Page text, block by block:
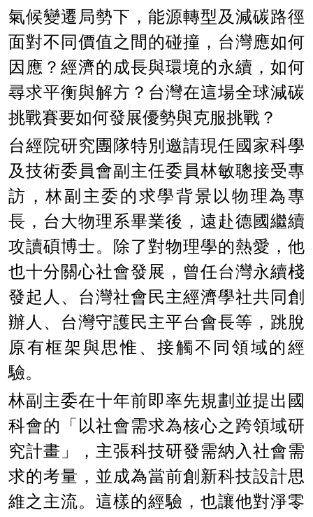
氣候變遷局勢下，能源轉型及減碳路徑
面對不同價值之間的碰撞，台灣應如何
因應？經濟的成長與環境的永續，如何
尋求平衡與解方？台灣在這場全球減碳
挑戰賽要如何發展優勢與克服挑戰？
台經院研究團隊特別邀請現任國家科學
及技術委員會副主任委員林敏聰接受專
訪，林副主委的求學背景以物理為專
長，台大物理系畢業後，遠赴德國繼續
攻讀碩博士。除了對物理學的熱愛，他
也十分關心社會發展，曾任台灣永續棧
發起人、台灣社會民主經濟學社共同創
辦人、台灣守護民主平台會長等，跳脫
原有框架與思惟、接觸不同領域的經
驗。
林副主委在十年前即率先規劃並提出國
科會的「以社會需求為核心之跨領域研
究計畫」，主張科技研發需納入社會需
求的考量，並成為當前創新科技設計思
維之主流。這樣的經驗，也讓他對淨零